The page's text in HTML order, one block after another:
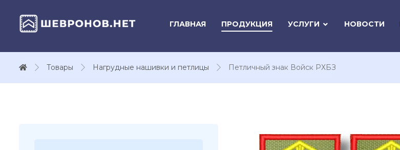
ГЛАВНАЯ ПРОДУКЦИЯ УСЛУГИ НОВОСТИ
Товары Нагрудные нашивки и петлицы Петличный знак Войск РХБЗ